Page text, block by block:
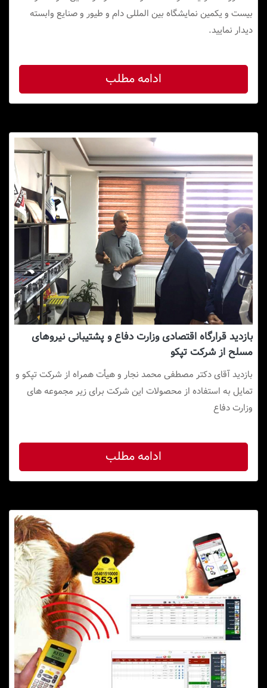
بیست و یکمین نمایشگاه بین المللی دام و طیور و صنایع وابسته
دیدار نمایید.
ادامه مطلب
بازدید قرارگاه اقتصادی وزارت دفاع و پشتیبانی نیروهای
مسلح از شرکت تپکو
بازدید آقای دکتر مصطفی محمد نجار و هیأت همراه از شرکت تپکو و
تمایل به استفاده از محصولات این شرکت برای زیر مجموعه های
وزارت دفاع
ادامه مطلب